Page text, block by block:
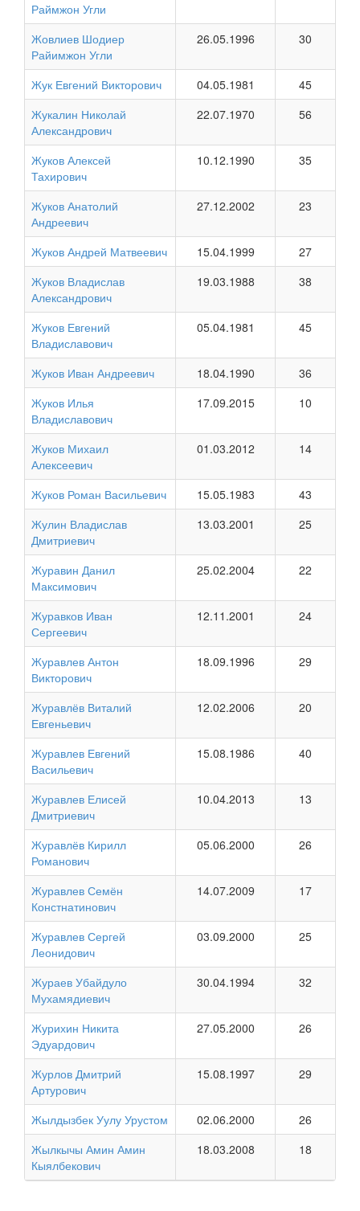
Раймжон Угли
Жовлиев Шодиер
Райимжон Угли
26.05.1996 30
Жук Евгений Викторович 04.05.1981
45
Жукалин Николай
Александрович
22.07.1970 56
Жуков Алексей
Тахирович
10.12.1990 35
Жуков Анатолий
Андреевич
27.12.2002 23
Жуков Андрей Матвеевич 15.04.1999
27
Жуков Владислав
Александрович
19.03.1988 38
Жуков Евгений
Владиславович
05.04.1981 45
Жуков Иван Андреевич 18.04.1990
36
Жуков Илья
Владиславович
17.09.2015 10
Жуков Михаил
Алексеевич
01.03.2012 14
Жуков Роман Васильевич 15.05.1983
43
Жулин Владислав
Дмитриевич
13.03.2001 25
Журавин Данил
Максимович
25.02.2004 22
Журавков Иван
Сергеевич
12.11.2001 24
Журавлев Антон
Викторович
18.09.1996 29
Журавлёв Виталий
Евгеньевич
12.02.2006 20
Журавлев Евгений
Васильевич
15.08.1986 40
Журавлев Елисей
Дмитриевич
10.04.2013 13
Журавлёв Кирилл
Романович
05.06.2000 26
Журавлев Семён
Констнатинович
14.07.2009 17
Журавлев Сергей
Леонидович
03.09.2000 25
Жураев Убайдуло
Мухамядиевич
30.04.1994 32
Журихин Никита
Эдуардович
27.05.2000 26
Журлов Дмитрий
Артурович
15.08.1997 29
Жылдызбек Уулу Урустом 02.06.2000
26
Жылкычы Амин Амин
Кыялбекович
18.03.2008 18